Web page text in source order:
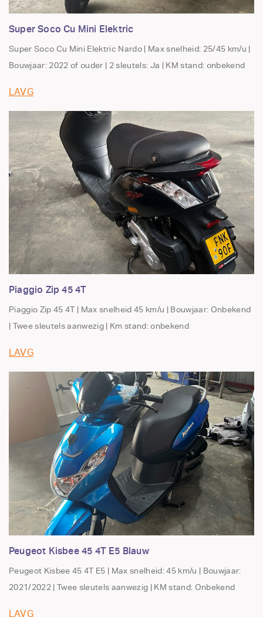
Super Soco Cu Mini Elektric
Super Soco Cu Mini Elektric Nardo | Max snelheid: 25/45 km/u |
Bouwjaar: 2022 of ouder | 2 sleutels: Ja | KM stand: onbekend
LAVG
Piaggio Zip 45 4T
Piaggio Zip 45 4T | Max snelheid 45 km/u | Bouwjaar: Onbekend
| Twee sleutels aanwezig | Km stand: onbekend
LAVG
Peugeot Kisbee 45 4T E5 Blauw
Peugeot Kisbee 45 4T E5 | Max snelheid: 45 km/u | Bouwjaar:
2021/2022 | Twee sleutels aanwezig | KM stand: Onbekend
LAVG